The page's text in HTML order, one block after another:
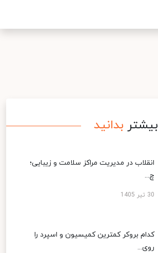
بیشتر بدانید
انقلاب در مدیریت مراکز سلامت و زیبایی؛
چ...
30 تیر 1405
کدام بروکر کمترین کمیسیون و اسپرد را
روی...